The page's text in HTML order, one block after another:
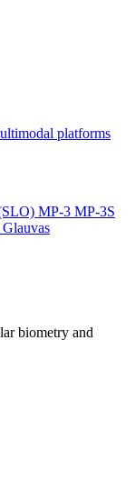
platforms
MP-3 MP-3S
biometry and